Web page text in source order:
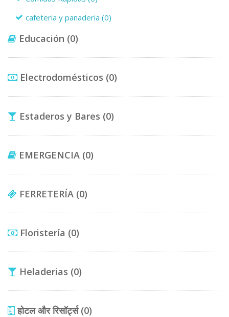
cafeteria y panaderia
(0)
Educación (0)
Electrodomésticos (0)
Estaderos y Bares (0)
EMERGENCIA (0)
FERRETERÍA (0)
Floristería (0)
Heladerias (0)
होटल और रिसॉर्ट्स (0)